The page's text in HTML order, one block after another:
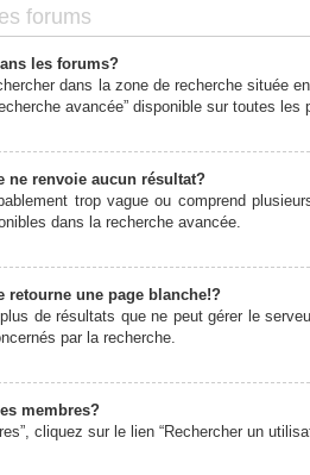
forums
les forums?
dans la zone de recherche située
avancée” disponible sur toutes
ne renvoie aucun résultat?
trop vague ou comprend
dans la recherche avancée.
retourne une page blanche!?
de résultats que ne peut gérer le
par la recherche.
membres?
cliquez sur le lien “Rechercher un